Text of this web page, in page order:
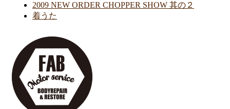
2009 NEW ORDER CHOPPER SHOW 其の２
着うた